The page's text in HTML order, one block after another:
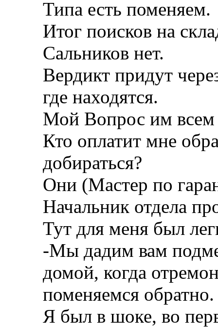
Типа есть поменяем.
Итог поисков на
Сальников нет.
Вердикт придут
где находятся.
Мой Вопрос им всем
Кто оплатит мне
добираться?
Они (Мастер по
Начальник отдела
Тут для меня был
-Мы дадим вам
домой, когда
поменяемся обратно.
Я был в шоке, во